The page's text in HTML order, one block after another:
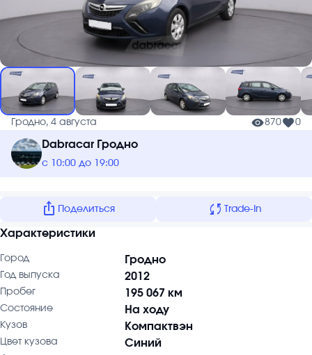
Гродно, 4 августа 870 0
Dabracar Гродно
с 10:00 до 19:00
ios_share Поделиться sync Trade-In
Характеристики
Город Гродно
Год выпуска 2012
Пробег 195 067 км
Состояние На ходу
Кузов Компактвэн
Цвет кузова Синий